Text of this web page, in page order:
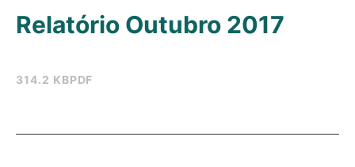
314.2 KBPDF
Relatório Outubro 2017